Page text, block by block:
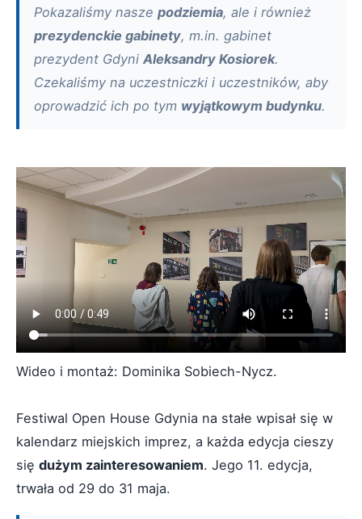
Pokazaliśmy nasze podziemia, ale i również
prezydenckie gabinety, m.in. gabinet
prezydent Gdyni Aleksandry Kosiorek.
Czekaliśmy na uczestniczki i uczestników, aby
oprowadzić ich po tym wyjątkowym budynku.
Wideo i montaż: Dominika Sobiech-Nycz.
Festiwal Open House Gdynia na stałe wpisał się w
kalendarz miejskich imprez, a każda edycja cieszy
się dużym zainteresowaniem. Jego 11. edycja,
trwała od 29 do 31 maja.